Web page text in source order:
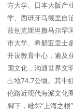
方大学、日本大阪产
学、西班牙马德里自
兹别克斯坦撒马尔罕
市大学、希腊亚里士
开设教育中心，遍及
国文化，沟通世界文
占地74.7公顷。其中
伦路近现代海派文化
脚下，毗邻“上海之